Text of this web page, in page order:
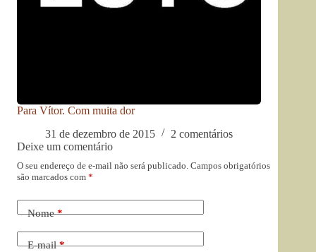
Para Vítor. Com muita dor
31 de dezembro de 2015
2 comentários
Deixe um comentário
O seu endereço de e-mail não será publicado. Campos obrigatórios
são marcados com *
Nome*
E-mail*